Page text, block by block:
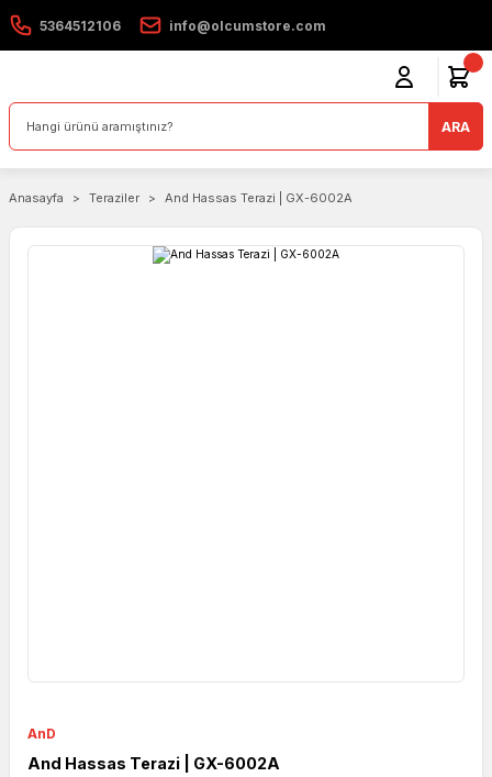
5364512106 info@olcumstore.com
ARA
Anasayfa Teraziler And Hassas Terazi | GX-6002A
AnD
And Hassas Terazi | GX-6002A